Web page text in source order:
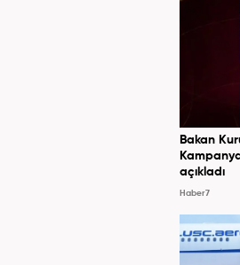
Bakan
açıkladı
Haber7